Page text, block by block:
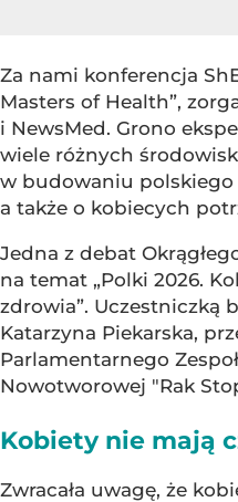
Za nami konferencja
Masters of Health”,
i NewsMed. Grono
wiele różnych
w budowaniu
a także o kobiecych
Jedna z debat
na temat „Polki 2026.
zdrowia”. Uczestniczką
Katarzyna Piekarska,
Parlamentarnego
Nowotworowej "Rak
Kobiety nie mają
Zwracała uwagę, że